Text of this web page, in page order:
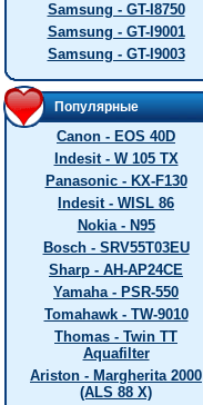
Samsung - GT-I8750
Samsung - GT-I9001
Samsung - GT-I9003
Популярные
Canon - EOS 40D
Indesit - W 105 TX
Panasonic - KX-F130
Indesit - WISL 86
Nokia - N95
Bosch - SRV55T03EU
Sharp - AH-AP24CE
Yamaha - PSR-550
Tomahawk - TW-9010
Thomas - Twin TT
Aquafilter
Ariston - Margherita 2000
(ALS 88 X)